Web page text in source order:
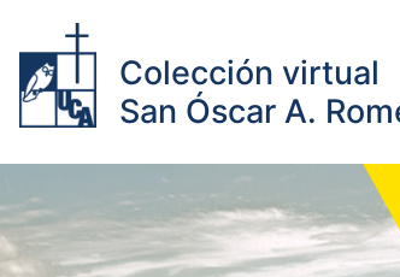
Colección virtual
San Óscar A.